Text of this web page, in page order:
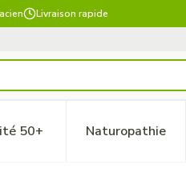
Livraison rapide
alimentation &
pour la catégorie
50+
Afficher le sous-menu pour la
Naturopathie
Afficher